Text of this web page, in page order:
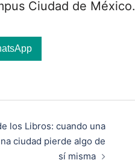
Ciudad de México.
los Libros: cuando una
ciudad pierde algo de
sí misma